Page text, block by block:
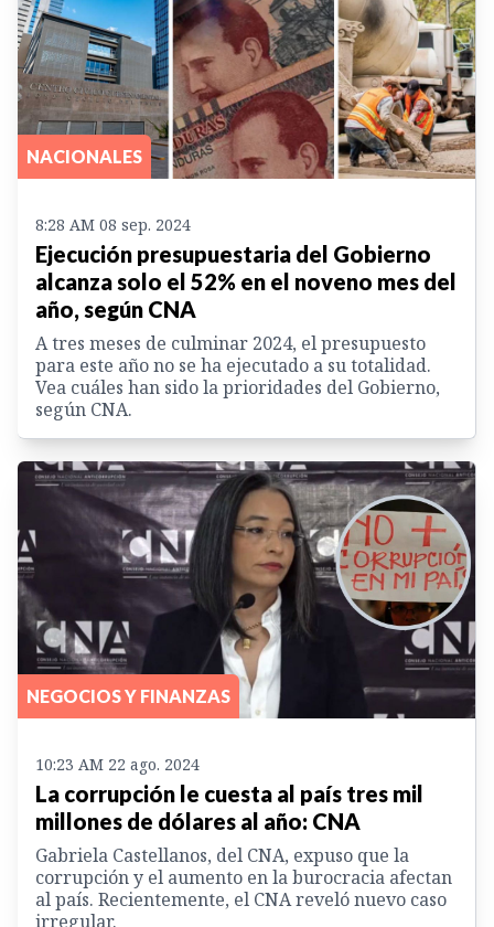
NACIONALES
8:28 AM 08 sep. 2024
Ejecución presupuestaria del Gobierno
alcanza solo el 52% en el noveno mes del
año, según CNA
A tres meses de culminar 2024, el presupuesto
para este año no se ha ejecutado a su totalidad.
Vea cuáles han sido la prioridades del Gobierno,
según CNA.
NEGOCIOS Y FINANZAS
10:23 AM 22 ago. 2024
La corrupción le cuesta al país tres mil
millones de dólares al año: CNA
Gabriela Castellanos, del CNA, expuso que la
corrupción y el aumento en la burocracia afectan
al país. Recientemente, el CNA reveló nuevo caso
irregular.